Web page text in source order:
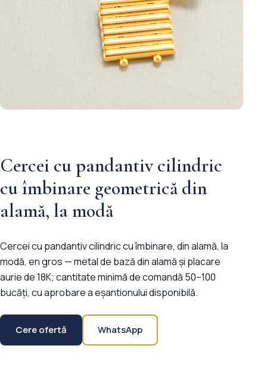
Cercei cu pandantiv cilindric
cu îmbinare geometrică din
alamă, la modă
Cercei cu pandantiv cilindric cu îmbinare, din alamă, la
modă, en gros — metal de bază din alamă și placare
aurie de 18K; cantitate minimă de comandă 50–100
bucăți, cu aprobare a eșantionului disponibilă.
Cere ofertă WhatsApp